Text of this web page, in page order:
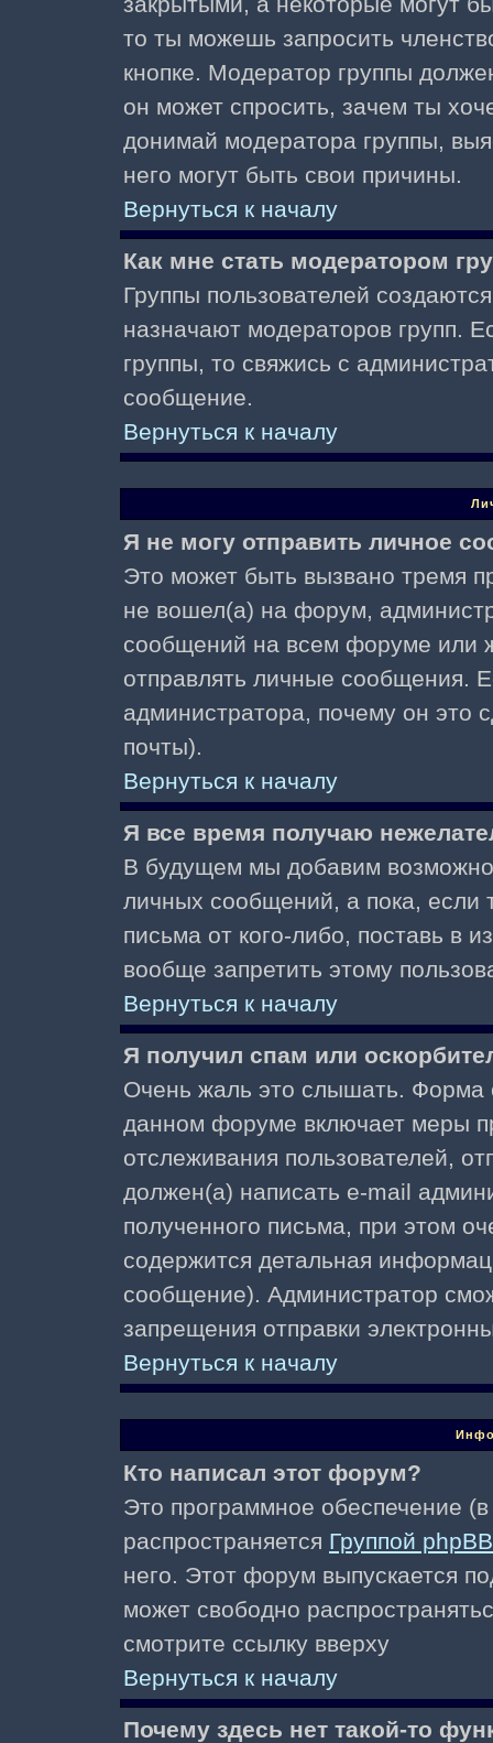
то ты можешь запросить
кнопке. Модератор группы
он может спросить, зачем ты
донимай модератора группы,
него могут быть свои причины.
Вернуться к началу
Как мне стать модератором
Группы пользователей
назначают модераторов групп.
группы, то свяжись с
сообщение.
Вернуться к началу
Я не могу отправить личное
Это может быть вызвано тремя
не вошел(а) на форум,
сообщений на всем форуме или
отправлять личные сообщения.
администратора, почему он это
почты).
Вернуться к началу
Я все время получаю
В будущем мы добавим
личных сообщений, а пока, если
письма от кого-либо, поставь в
вообще запретить этому
Вернуться к началу
Я получил спам или
Очень жаль это слышать. Форма
данном форуме включает меры
отслеживания пользователей,
должен(а) написать e-mail
полученного письма, при этом
содержится детальная
сообщение). Администратор
запрещения отправки
Вернуться к началу
Кто написал этот форум?
Это программное обеспечение
распространяется Группой phpBB
него. Этот форум выпускается
может свободно
смотрите ссылку вверху
Вернуться к началу
Почему здесь нет такой-то